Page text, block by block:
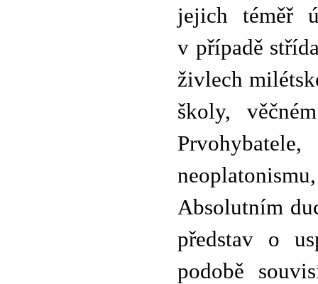
jejich téměř
v případě
živlech
školy,
Absolutním
představ o
podobě